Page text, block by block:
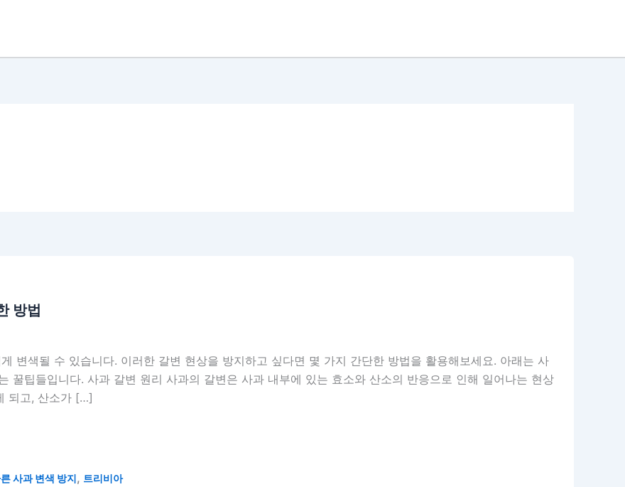
방법
변색될 수 있습니다. 이러한 갈변 현상을 방지하고 싶다면 몇 가지 간단한 방법을 활용해보세요. 아래는 사
꿀팁들입니다. 사과 갈변 원리 사과의 갈변은 사과 내부에 있는 효소와 산소의 반응으로 인해 일어나는 현상
되고, 산소가 […]
사과 변색 방지, 트리비아